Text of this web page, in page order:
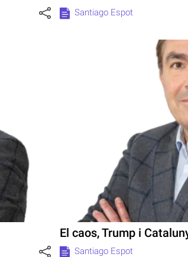
Santiago Espot
El caos, Trump i
Santiago Espot